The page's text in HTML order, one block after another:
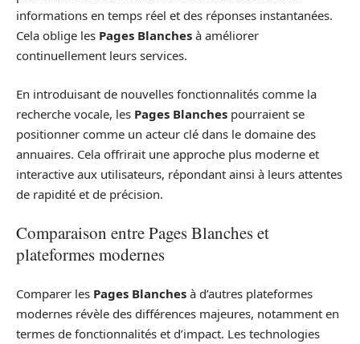
informations en temps réel et des réponses instantanées.
Cela oblige les Pages Blanches à améliorer
continuellement leurs services.
En introduisant de nouvelles fonctionnalités comme la
recherche vocale, les Pages Blanches pourraient se
positionner comme un acteur clé dans le domaine des
annuaires. Cela offrirait une approche plus moderne et
interactive aux utilisateurs, répondant ainsi à leurs attentes
de rapidité et de précision.
Comparaison entre Pages Blanches et
plateformes modernes
Comparer les Pages Blanches à d’autres plateformes
modernes révèle des différences majeures, notamment en
termes de fonctionnalités et d’impact. Les technologies